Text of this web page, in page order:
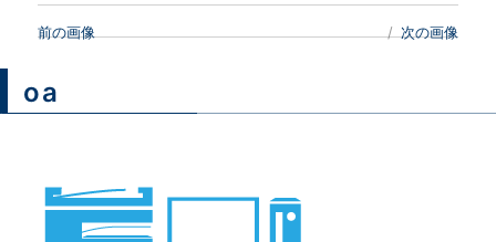
前の画像 次の画像
oa